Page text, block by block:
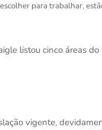
para trabalhar,
listou cinco áreas
vigente,